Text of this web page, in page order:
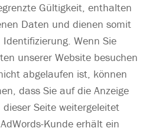
Gültigkeit, enthalten
Daten und dienen somit
Wenn Sie
unserer Website besuchen
abgelaufen ist, können
dass Sie auf die Anzeige
Seite weitergeleitet
Kunde erhält ein